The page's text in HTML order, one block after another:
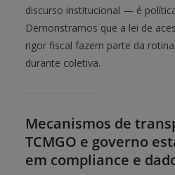
discurso institucional — é
Demonstramos que a lei de
rigor fiscal fazem parte da
durante coletiva.
Mecanismos de
TCMGO e governo
em compliance e